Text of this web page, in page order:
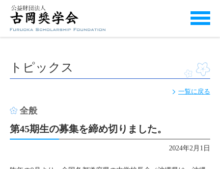
トピックス
一覧に戻る
全般
第45期生の募集を締め切りました。
2024年2月1日